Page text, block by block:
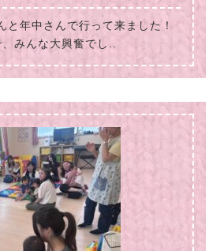
年中さんで行って来ました！
みんな大興奮でし..